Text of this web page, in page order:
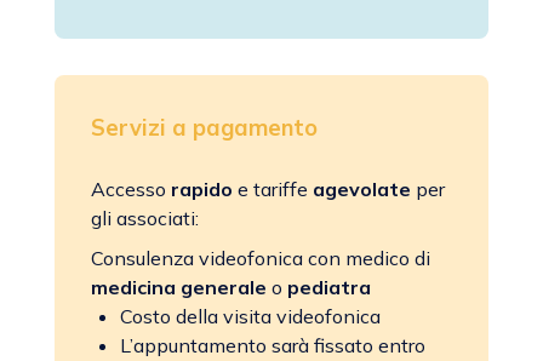
Servizi a pagamento
Accesso rapido e tariffe agevolate per
gli associati:
Consulenza videofonica con medico di
medicina generale o pediatra
Costo della visita videofonica
L’appuntamento sarà fissato entro